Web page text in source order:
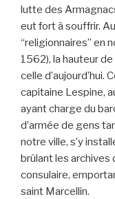
lutte des
eut fort à souffrir.
“religionnaires” en
1562), la hauteur
celle d’aujourd’hui.
capitaine Lespine,
ayant charge du
d’armée de gens
notre ville, s’y
brûlant les archives
consulaire,
saint Marcellin.